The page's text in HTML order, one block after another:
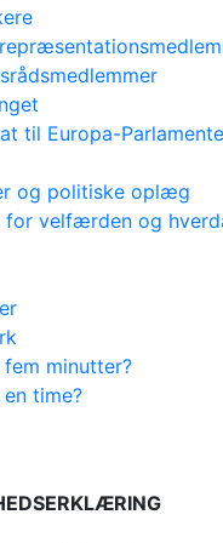
til Europa-
og politiske oplæg
for velfærden og
fem minutter?
time?